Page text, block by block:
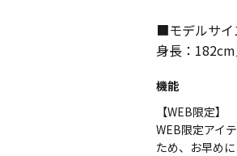
■モデルサイ
身長：
機能
【WEB限定】
WEB限定アイ
ため、お早め